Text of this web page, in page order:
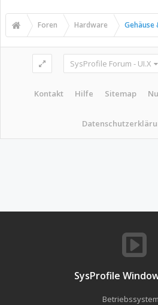
Foren Hardware Gehäuse
SysProfile Forum - UI.X
Kontakt Hilfe Sitemap
SysProfile